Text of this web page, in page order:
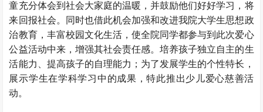
童充分体会到社会大家庭的温暖，并鼓励他们好好学习，将
来回报社会。同时也借此机会加强和改进我院大学生思想政
治教育，丰富校园文化生活，使全院同学都参与到此次爱心
公益活动中来，增强其社会责任感。培养孩子独立自主的生
活能力、提高孩子的自理能力；为了发展学生的个性特长，
展示学生在学科学习中的成果，特此推出少儿爱心慈善活
动。